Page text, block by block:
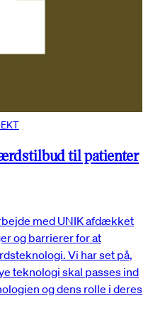
til patienter
med UNIK afdækket
og barrierer for at
Vi har set på,
teknologi skal passes ind
og dens rolle i deres